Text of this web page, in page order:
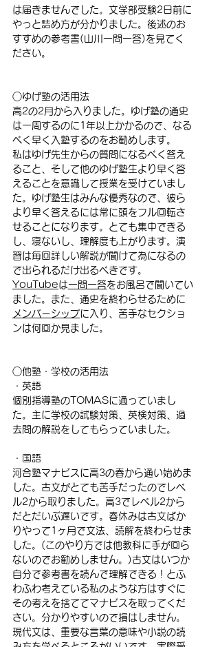
は届きませんでした。文学部受験2日前に
やっと詰め方が分かりました。後述のお
すすめの参考書(山川一問一答)を見てく
ださい。
○ゆげ塾の活用法
高2の2月から入りました。ゆげ塾の通史
は一周するのに1年以上かかるので、なる
べく早く入塾するのをお勧めします。
私はゆげ先生からの質問になるべく答え
ること、そして他のゆげ塾生より早く答
えることを意識して授業を受けていまし
た。ゆげ塾生はみんな優秀なので、彼ら
より早く答えるには常に頭をフル回転さ
せることになります。とても集中できる
し、寝ないし、理解度も上がります。演
習は毎回詳しい解説が聞けて為になるの
で出られるだけ出るべきです。
YouTubeは一問一答をお風呂で聞いてい
ました。また、通史を終わらせるために
メンバーシップに入り、苦手なセクショ
ンは何回か見ました。
○他塾・学校の活用法
・英語
個別指導塾のTOMASに通っていまし
た。主に学校の試験対策、英検対策、過
去問の解説をしてもらっていました。
・国語
河合塾マナビスに高3の春から通い始めま
した。古文がとても苦手だったのでレベ
ル2から取りました。高3でレベル2から
だとだいぶ遅いです。春休みは古文ばか
りやって1ヶ月で文法、読解を終わらせま
した。(このやり方では他教科に手が回ら
ないのでお勧めしません。)古文はいつか
自分で参考書を読んで理解できる！とふ
わふわ考えている私のような方はすぐに
その考えを捨ててマナビスを取ってくだ
さい。分かりやすいので損はしません。
現代文は、重要な言葉の意味や小説の読